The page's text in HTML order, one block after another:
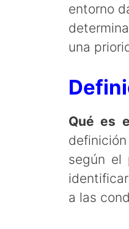
entorno
una
Qué es
según el
a las